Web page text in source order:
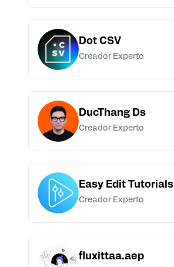
Dot CSV
Creador Experto
DucThang Ds
Creador Experto
Easy Edit Tutorials
Creador Experto
fluxittaa.aep